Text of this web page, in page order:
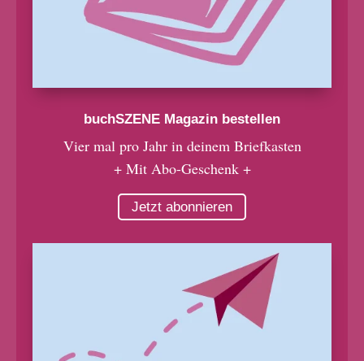
buchSZENE Magazin bestellen
Vier mal pro Jahr in deinem Briefkasten
+ Mit Abo-Geschenk +
Jetzt abonnieren